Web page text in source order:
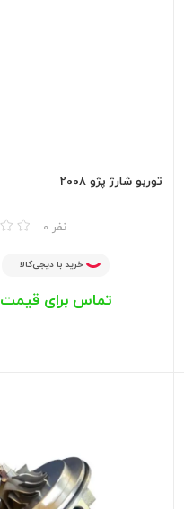
توربو شارژ پژو 2008
0 نفر
خرید با دیجی‌کالا
تماس برای قیمت